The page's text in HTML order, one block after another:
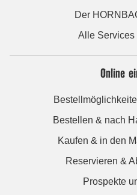
Der
Alle
Online
Bestellen & nach
Kaufen & in den
Reservieren &
Prospekte